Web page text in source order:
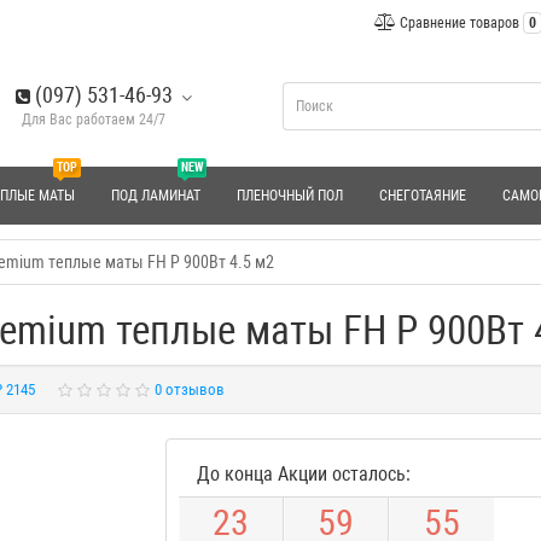
Сравнение товаров 0
(097) 531-46-93
Для Вас работаем 24/7
TOP
МАТЫ
NEW
ПОД ЛАМИНАТ ПЛЕНОЧНЫЙ ПОЛ СНЕГОТАЯНИЕ
теплые маты FH P 900Вт 4.5 м2
теплые маты FH P 900Вт
2145 0 отзывов
До конца Акции осталось:
23 59 54